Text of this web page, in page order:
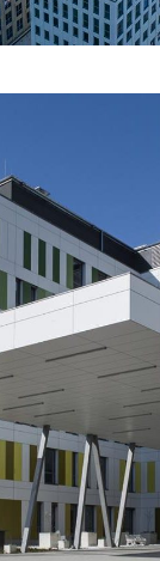
PORTFOLIOS